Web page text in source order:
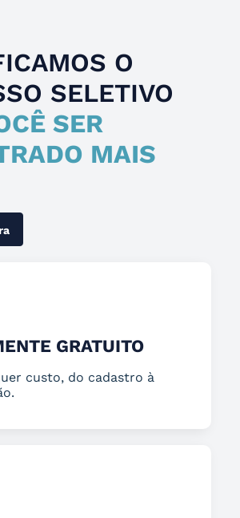
O
SELETIVO
SER
MAIS
GRATUITO
custo, do cadastro à